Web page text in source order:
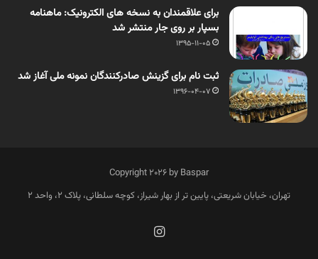
برای علاقمندان به نسخه های الکترونیک: ماهنامه
بسپار بر روی جار منتشر شد
1395-11-05
ثبت نام برای گزینش صادرکنندگان نمونه ملی آغاز شد
1396-04-07
Copyright 2026 by Baspar
تهران، خیابان شریعتی، پایین تر از بهار شیراز، کوچه سلطانی، پلاک 2، واحد 2